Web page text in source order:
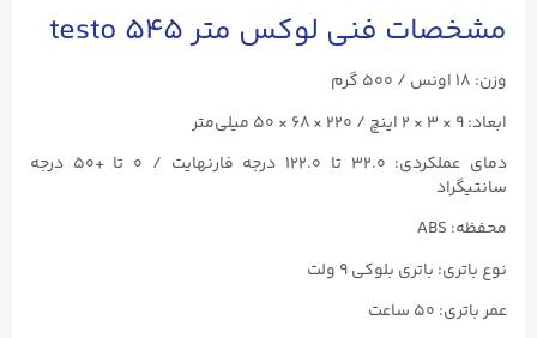
مشخصات فنی لوکس متر testo ۵۴۵
وزن: ۱۸ اونس / ۵۰۰ گرم
ابعاد: ۹ × ۳ × ۲ اینچ / ۲۲۰ × ۶۸ × ۵۰ میلی‌متر
دمای عملکردی: ۳۲.۰ تا ۱۲۲.۰ درجه فارنهایت / ۰ تا +۵۰ درجه
سانتیگراد
محفظه: ABS
نوع باتری: باتری بلوکی ۹ ولت
عمر باتری: ۵۰ ساعت